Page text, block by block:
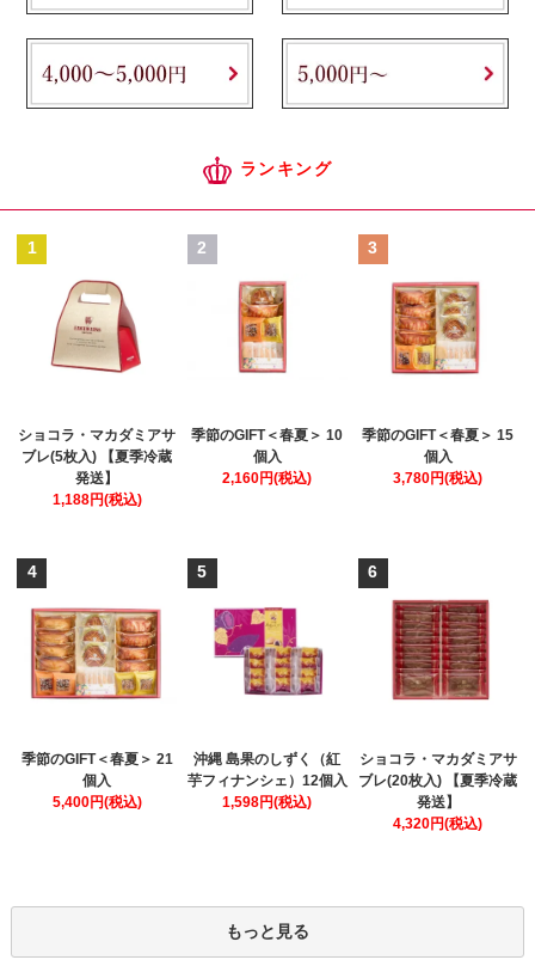
ランキング
1
ショコラ・マカダミアサ
ブレ(5枚入) 【夏季冷蔵
発送】
1,188円(税込)
2
季節のGIFT＜春夏＞ 10
個入
2,160円(税込)
3
季節のGIFT＜春夏＞ 15
個入
3,780円(税込)
4
季節のGIFT＜春夏＞ 21
個入
5,400円(税込)
5
沖縄 島果のしずく（紅
芋フィナンシェ）12個入
1,598円(税込)
6
ショコラ・マカダミアサ
ブレ(20枚入) 【夏季冷蔵
発送】
4,320円(税込)
もっと見る